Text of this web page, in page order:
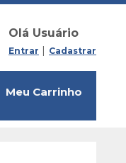
Olá Usuário
Entrar Cadastrar
Meu Carrinho